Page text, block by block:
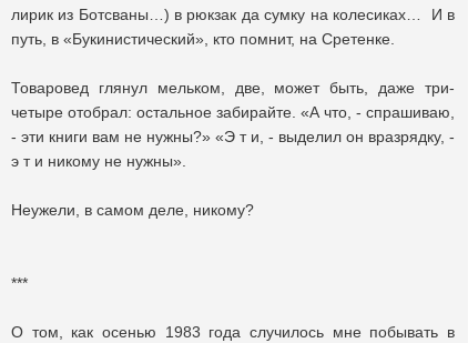
лирик из Ботсваны…) в рюкзак да сумку на колесиках… И в
путь, в «Букинистический», кто помнит, на Сретенке.
Товаровед глянул мельком, две, может быть, даже три-
четыре отобрал: остальное забирайте. «А что, - спрашиваю,
- эти книги вам не нужны?» «Э т и, - выделил он вразрядку, -
э т и никому не нужны».
Неужели, в самом деле, никому?
***
О том, как осенью 1983 года случилось мне побывать в